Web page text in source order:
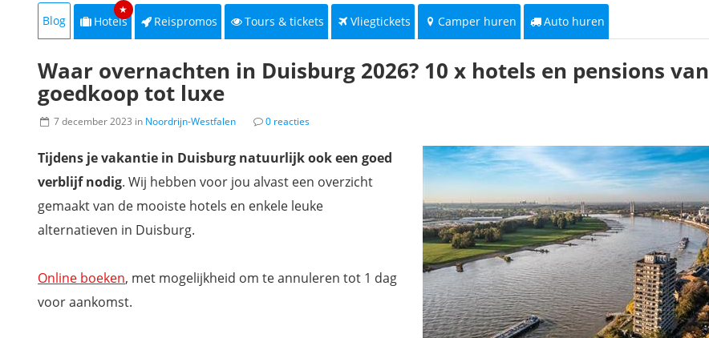
Blog Hotels
★
Reispromos Tours & tickets Vliegtickets Camper huren Auto huren
Waar overnachten in Duisburg 2026? 10 x hotels en pensions van
goedkoop tot luxe
7 december 2023 in Noordrijn-Westfalen 0 reacties
Tijdens je vakantie in Duisburg natuurlijk ook een goed
verblijf nodig. Wij hebben voor jou alvast een overzicht
gemaakt van de mooiste hotels en enkele leuke
alternatieven in Duisburg.
Online boeken, met mogelijkheid om te annuleren tot 1 dag
voor aankomst.